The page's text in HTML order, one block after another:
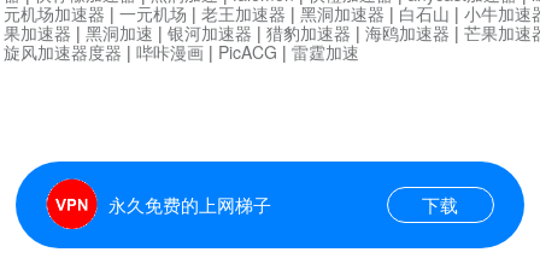
永久免费的上网梯子 下载
元机场加速器 | 一元机场 | 老王加速器 | 黑洞加速器 | 白石山 | 小牛加速
果加速器 | 黑洞加速 | 银河加速器 | 猎豹加速器 | 海鸥加速器 | 芒果加速
旋风加速器度器 | 哔咔漫画 | PicACG | 雷霆加速